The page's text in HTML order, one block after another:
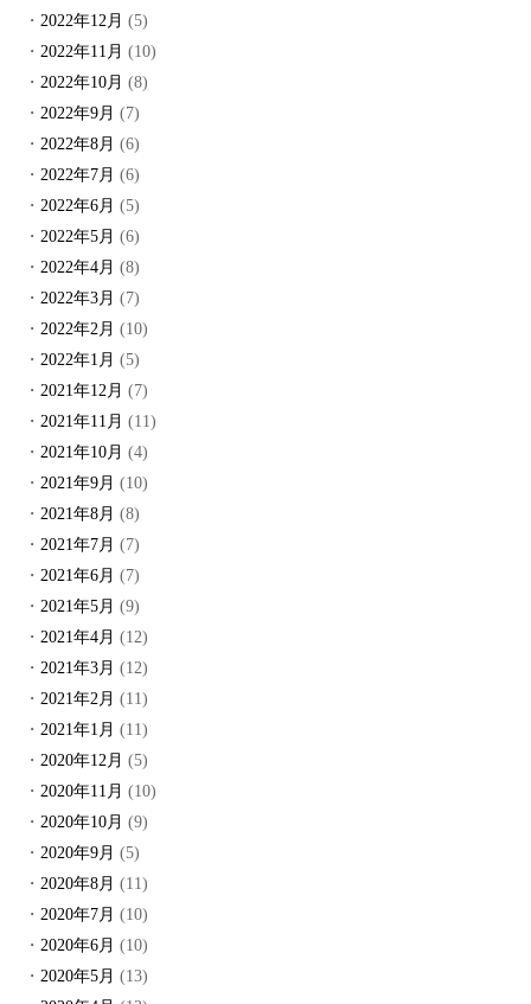
2022年12月 (5)
2022年11月 (10)
2022年10月 (8)
2022年9月 (7)
2022年8月 (6)
2022年7月 (6)
2022年6月 (5)
2022年5月 (6)
2022年4月 (8)
2022年3月 (7)
2022年2月 (10)
2022年1月 (5)
2021年12月 (7)
2021年11月 (11)
2021年10月 (4)
2021年9月 (10)
2021年8月 (8)
2021年7月 (7)
2021年6月 (7)
2021年5月 (9)
2021年4月 (12)
2021年3月 (12)
2021年2月 (11)
2021年1月 (11)
2020年12月 (5)
2020年11月 (10)
2020年10月 (9)
2020年9月 (5)
2020年8月 (11)
2020年7月 (10)
2020年6月 (10)
2020年5月 (13)